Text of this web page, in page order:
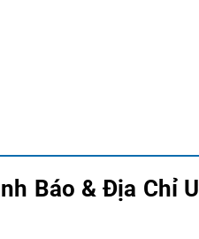
Báo & Địa Chỉ